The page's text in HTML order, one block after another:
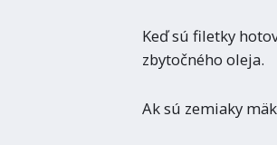
Keď sú filetky
zbytočného oleja.
Ak sú zemiaky